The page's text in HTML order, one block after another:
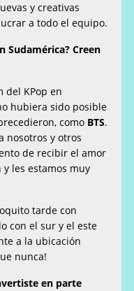
y creativas
a todo el equipo.
Sudamérica? Creen
del KPop en
hubiera sido posible
como BTS.
nosotros y otros
de recibir el amor
les estamos muy
tarde con
con el sur y el este
a la ubicación
nunca!
en parte